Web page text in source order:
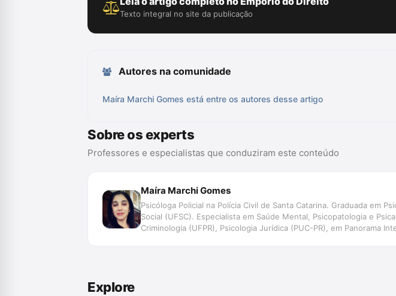
Texto integral no site da publicação
Autores na comunidade
Maíra Marchi Gomes está entre os autores desse artigo
Sobre os experts
Professores e especialistas que conduziram este conteúdo
Maíra Marchi Gomes
Psicóloga Policial na Polícia Civil de Santa Catarina. Graduada em
Social (UFSC). Especialista em Saúde Mental, Psicopatologia e
Criminologia (UFPR), Psicologia Jurídica (PUC-PR), em Panorama
Explore